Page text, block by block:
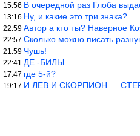
15:56 В очередной раз Глоба выдает
13:16 Ну, и какие это три знака?
22:59 Автор а кто ты? Наверное
22:57 Сколько можно писать разную
21:59 Чушь!
22:41 ДЕ -БИЛЫ.
17:47 где 5-й?
19:17 И ЛЕВ И СКОРПИОН —